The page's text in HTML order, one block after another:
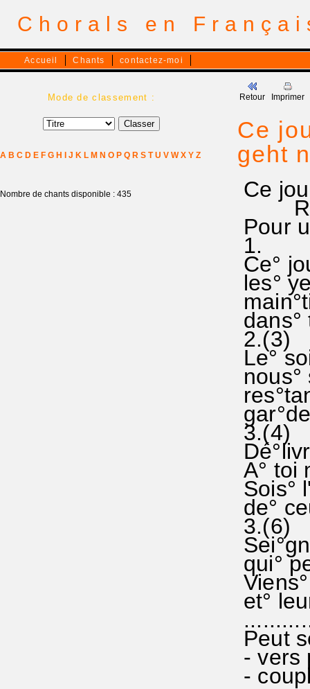
Chorals en
Accueil Chants contactez-moi
Mode de classement :
A B C D E F G H J K L M N O P Q R S T U V W X Y Z
Nombre de chants disponible : 435
Retour Imprimer
Ce
geht
Ce
RA
Pour
1.
Ce°
les°
2.(3)
Le°
3.(4)
A° toi
Sois°
de°
3.(6)
qui°
et°
Peut
- vers
-